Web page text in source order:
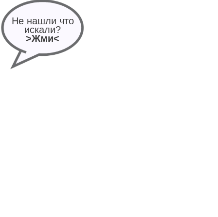
Не нашли что
искали?
>Жми<